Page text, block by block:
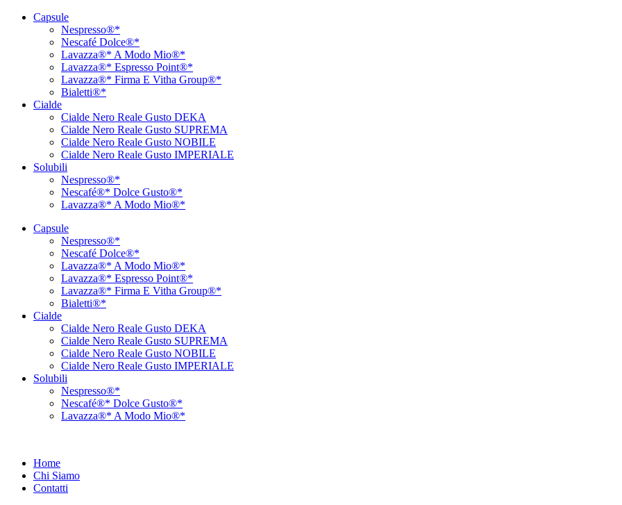
Capsule
Nespresso®*
Nescafé Dolce®*
Lavazza®* A Modo Mio®*
Lavazza®* Espresso Point®*
Lavazza®* Firma E Vitha Group®*
Bialetti®*
Cialde
Cialde Nero Reale Gusto DEKA
Cialde Nero Reale Gusto SUPREMA
Cialde Nero Reale Gusto NOBILE
Cialde Nero Reale Gusto IMPERIALE
Solubili
Nespresso®*
Nescafé®* Dolce Gusto®*
Lavazza®* A Modo Mio®*
Capsule
Nespresso®*
Nescafé Dolce®*
Lavazza®* A Modo Mio®*
Lavazza®* Espresso Point®*
Lavazza®* Firma E Vitha Group®*
Bialetti®*
Cialde
Cialde Nero Reale Gusto DEKA
Cialde Nero Reale Gusto SUPREMA
Cialde Nero Reale Gusto NOBILE
Cialde Nero Reale Gusto IMPERIALE
Solubili
Nespresso®*
Nescafé®* Dolce Gusto®*
Lavazza®* A Modo Mio®*
Home
Chi Siamo
Contatti